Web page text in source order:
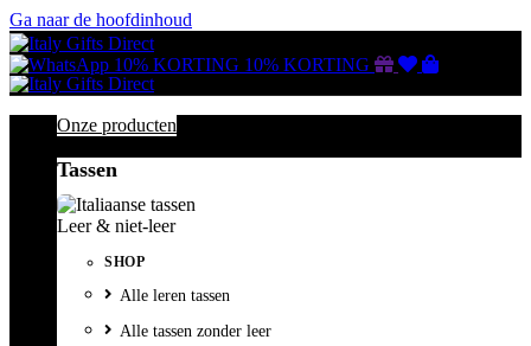
Ga naar de hoofdinhoud
10% KORTING 10% KORTING Gutscheine
Wunschliste
Warenkorb
Onze producten
Tassen
Leer & niet-leer
SHOP
Alle leren tassen
Alle tassen zonder leer